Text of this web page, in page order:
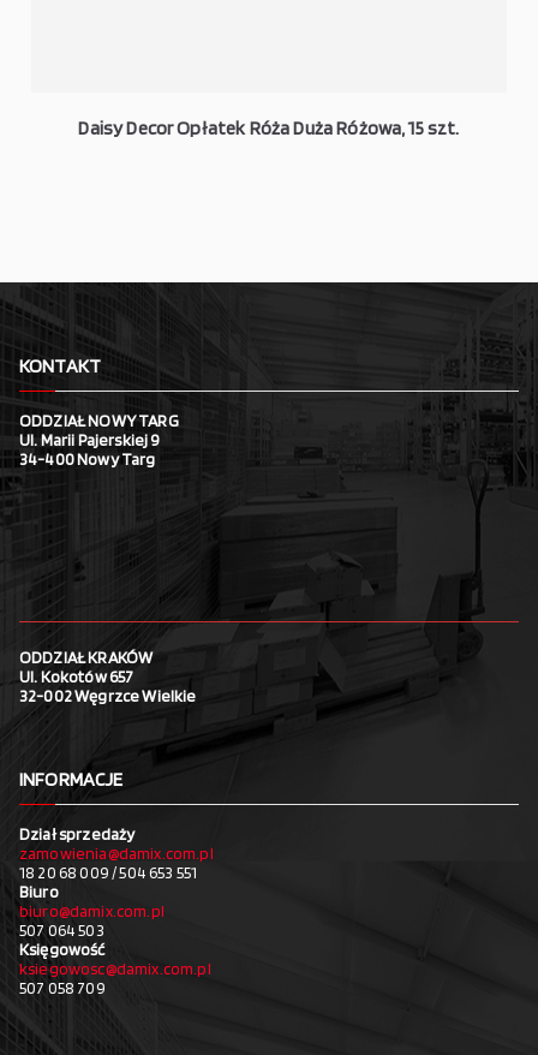
Daisy Decor Opłatek Róża Duża Różowa, 15 szt.
KONTAKT
ODDZIAŁ NOWY TARG
Ul. Marii Pajerskiej 9
34-400 Nowy Targ
ODDZIAŁ KRAKÓW
Ul. Kokotów 657
32-002 Węgrzce Wielkie
INFORMACJE
Dział sprzedaży
zamowienia@damix.com.pl
18 20 68 009 / 504 653 551
Biuro
biuro@damix.com.pl
507 064 503
Księgowość
ksiegowosc@damix.com.pl
507 058 709